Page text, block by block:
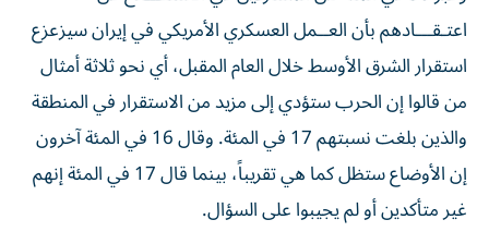
اعتـقـــادهم بأن العــمل ‌العسكري الأمريكي في إيران سيزعزع
استقرار الشرق الأوسط ‌خلال العام المقبل، أي نحو ثلاثة أمثال
من قالوا إن الحرب ستؤدي إلى مزيد من الاستقرار في المنطقة
والذين بلغت نسبتهم 17 في المئة. وقال 16 في المئة آخرون
إن الأوضاع ستظل كما هي تقريباً، بينما قال 17 في المئة إنهم
غير متأكدين أو لم يجيبوا على السؤال.